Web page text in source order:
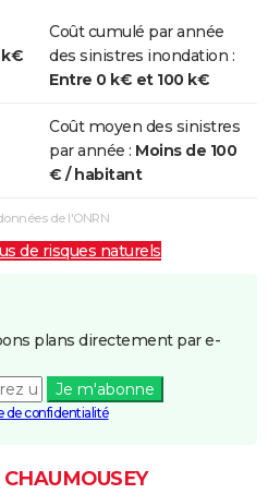
k€
Coût cumulé par année
des sinistres inondation :
Entre 0 k€ et 100 k€
Coût moyen des sinistres
par année : Moins de 100
€ / habitant
de l'ONRN
de risques naturels
plans directement par e-
Je m'abonne
de confidentialité